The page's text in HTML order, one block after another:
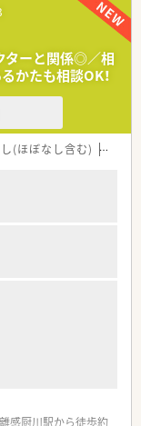
きたい方
ける環境を希望され
ターと関係◎／相
かたも相談OK！
(ほぼなし含む) 転勤